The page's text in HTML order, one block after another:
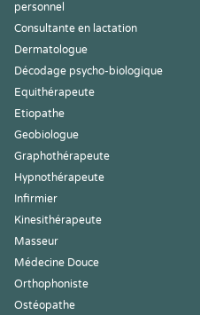
personnel
Consultante en lactation
Dermatologue
Décodage psycho-biologique
Equithérapeute
Etiopathe
Geobiologue
Graphothérapeute
Hypnothérapeute
Infirmier
Kinesithérapeute
Masseur
Médecine Douce
Orthophoniste
Ostéopathe